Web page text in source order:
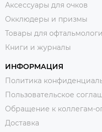
Аксессуары для очков
Окклюдеры и призмы
Товары для
Книги и журналы
ИНФОРМАЦИЯ
Политика
Пользовательское
Обращение к коллегам-
Доставка